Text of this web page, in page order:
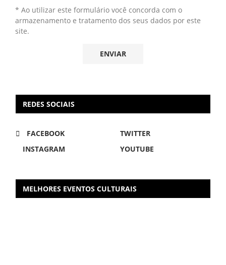
* Ao utilizar este formulário você concorda com o
armazenamento e tratamento dos seus dados por este
site.
REDES SOCIAIS
FACEBOOK
TWITTER
INSTAGRAM
YOUTUBE
MELHORES EVENTOS CULTURAIS